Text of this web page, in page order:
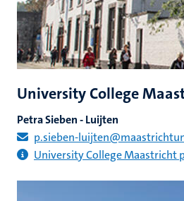
University College
Petra Sieben - Luijten
p.sieben-
University College Maastricht